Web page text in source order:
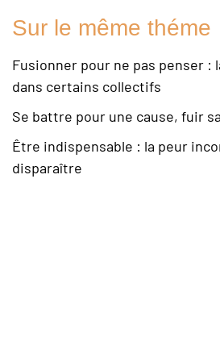
Sur le même théme
Fusionner pour ne pas penser :
dans certains collectifs
Se battre pour une cause, fuir
Être indispensable : la peur
disparaître